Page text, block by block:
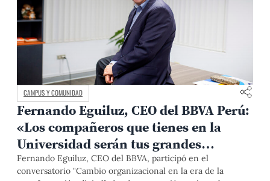
CAMPUS Y COMUNIDAD
Fernando Eguiluz, CEO del BBVA Perú:
«Los compañeros que tienes en la
Universidad serán tus grandes
palancas de apoyo»
Fernando Eguiluz, CEO del BBVA, participó en el
conversatorio "Cambio organizacional en la era de la